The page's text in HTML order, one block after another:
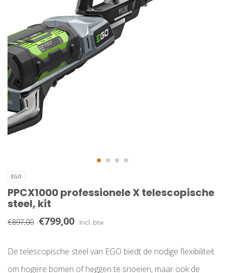
EGO
PPCX1000 professionele X telescopische
steel, kit
€897,00 €799,00 Incl. btw
De telescopische steel van EGO biedt de nodige flexibiliteit
om hogere bomen of heggen te snoeien, maar ook de